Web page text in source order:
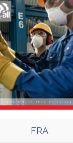
FRA